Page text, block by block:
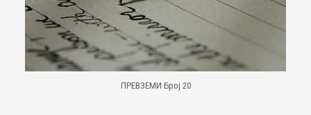
ПРЕВЗЕМИ Број 20